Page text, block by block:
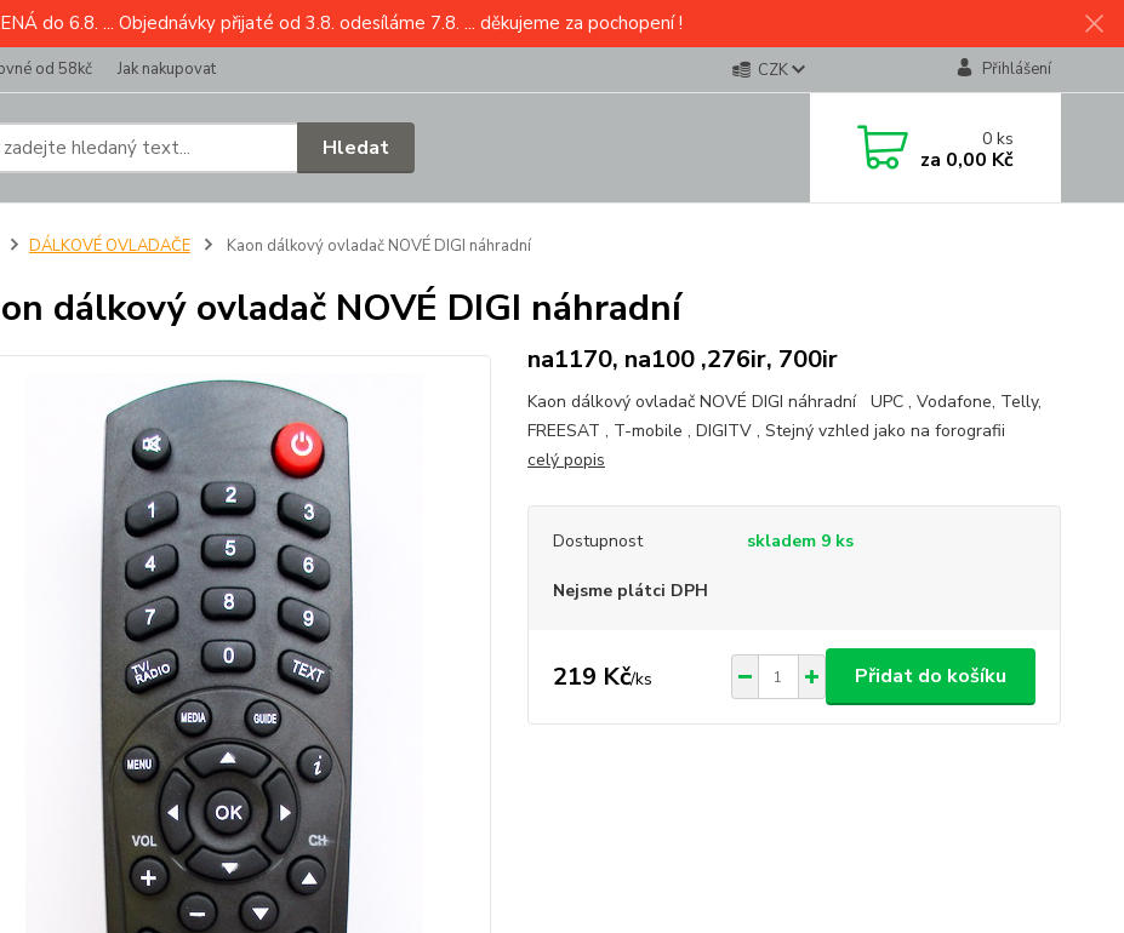
do 6.8. ... Objednávky přijaté od 3.8. odesíláme 7.8. ... děkujeme za pochopení !
od 58kč Jak nakupovat CZK Přihlášení
Hledat 0ks
za 0,00 Kč
DÁLKOVÉ OVLADAČE Kaon dálkový ovladač NOVÉ DIGI náhradní
dálkový ovladač NOVÉ DIGI náhradní
na1170, na100 ,276ir, 700ir
Kaon dálkový ovladač NOVÉ DIGI náhradní UPC , Vodafone, Telly,
FREESAT , T-mobile , DIGITV , Stejný vzhled jako na forografii
celý popis
Dostupnost skladem 9 ks
Nejsme plátci DPH
219 Kč/ks Přidat do košíku